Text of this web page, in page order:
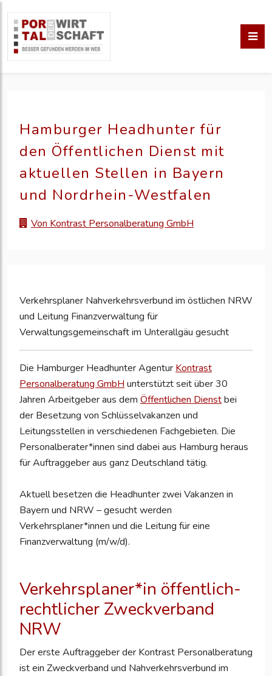
Hamburger Headhunter für
den Öffentlichen Dienst mit
aktuellen Stellen in Bayern
und Nordrhein-Westfalen
Von Kontrast Personalberatung GmbH
Verkehrsplaner Nahverkehrsverbund im östlichen NRW
und Leitung Finanzverwaltung für
Verwaltungsgemeinschaft im Unterallgäu gesucht
Die Hamburger Headhunter Agentur Kontrast
Personalberatung GmbH unterstützt seit über 30
Jahren Arbeitgeber aus dem Öffentlichen Dienstbei
der Besetzung von Schlüsselvakanzen und
Leitungsstellen in verschiedenen Fachgebieten. Die
Personalberater*innen sind dabei aus Hamburg heraus
für Auftraggeber aus ganz Deutschland tätig.
Aktuell besetzen die Headhunter zwei Vakanzen in
Bayern und NRW – gesucht werden
Verkehrsplaner*innen und die Leitung für eine
Finanzverwaltung (m/w/d).
Verkehrsplaner*in öffentlich-
rechtlicher Zweckverband
NRW
Der erste Auftraggeber der Kontrast Personalberatung
ist ein Zweckverband und Nahverkehrsverbund im